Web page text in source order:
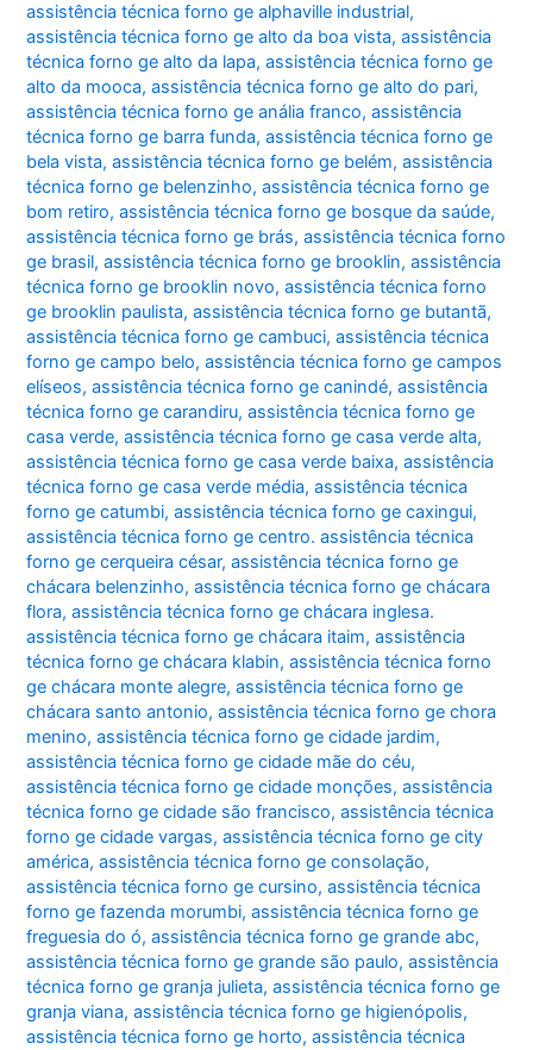
assistência técnica forno ge alphaville industrial,
assistência técnica forno ge alto da boa vista,assistência
técnica forno ge alto da lapa,assistência técnica forno ge
alto da mooca,assistência técnica forno ge alto do pari,
assistência técnica forno ge anália franco,assistência
técnica forno ge barra funda,assistência técnica forno ge
bela vista,assistência técnica forno ge belém,assistência
técnica forno ge belenzinho,assistência técnica forno ge
bom retiro,assistência técnica forno ge bosque da saúde,
assistência técnica forno ge brás,assistência técnica forno
ge brasil,assistência técnica forno ge brooklin,assistência
técnica forno ge brooklin novo,assistência técnica forno
ge brooklin paulista,assistência técnica forno ge butantã,
assistência técnica forno ge cambuci,assistência técnica
forno ge campo belo,assistência técnica forno ge campos
elíseos,assistência técnica forno ge canindé,assistência
técnica forno ge carandiru,assistência técnica forno ge
casa verde,assistência técnica forno ge casa verde alta,
assistência técnica forno ge casa verde baixa,assistência
técnica forno ge casa verde média,assistência técnica
forno ge catumbi,assistência técnica forno ge caxingui,
assistência técnica forno ge centro. assistência técnica
forno ge cerqueira césar,assistência técnica forno ge
chácara belenzinho,assistência técnica forno ge chácara
flora,assistência técnica forno ge chácara inglesa.
assistência técnica forno ge chácara itaim,assistência
técnica forno ge chácara klabin,assistência técnica forno
ge chácara monte alegre,assistência técnica forno ge
chácara santo antonio,assistência técnica forno ge chora
menino,assistência técnica forno ge cidade jardim,
assistência técnica forno ge cidade mãe do céu,
assistência técnica forno ge cidade monções,assistência
técnica forno ge cidade são francisco,assistência técnica
forno ge cidade vargas,assistência técnica forno ge city
américa,assistência técnica forno ge consolação,
assistência técnica forno ge cursino,assistência técnica
forno ge fazenda morumbi,assistência técnica forno ge
freguesia do ó,assistência técnica forno ge grande abc,
assistência técnica forno ge grande são paulo,assistência
técnica forno ge granja julieta,assistência técnica forno ge
granja viana,assistência técnica forno ge higienópolis,
assistência técnica forno ge horto,assistência técnica